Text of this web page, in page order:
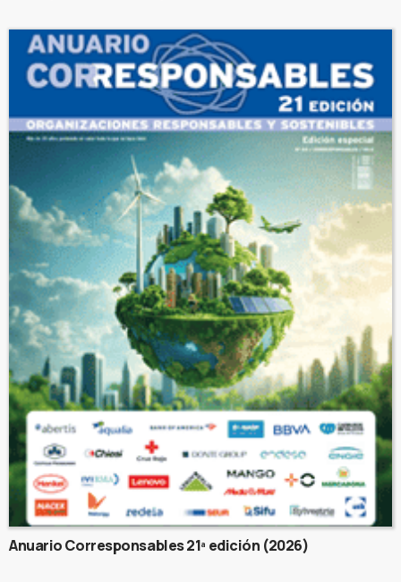
Anuario Corresponsables 21ª edición (2026)